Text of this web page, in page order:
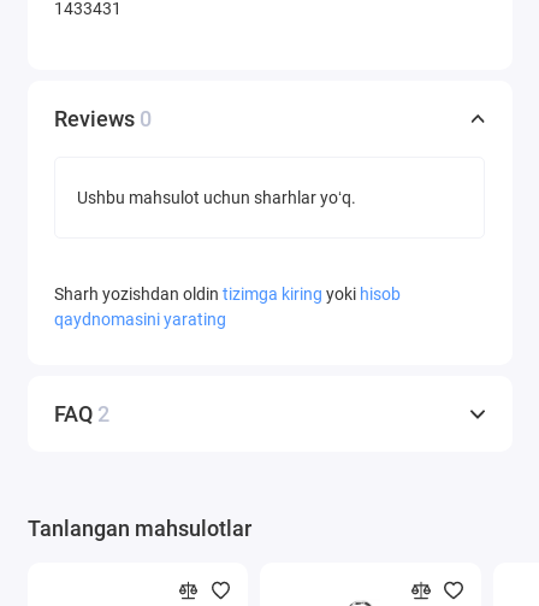
1433431
Reviews 0
Ushbu mahsulot uchun sharhlar yoʻq.
Sharh yozishdan oldin tizimga kiring yoki hisob
qaydnomasini yarating
FAQ 2
Tanlangan mahsulotlar